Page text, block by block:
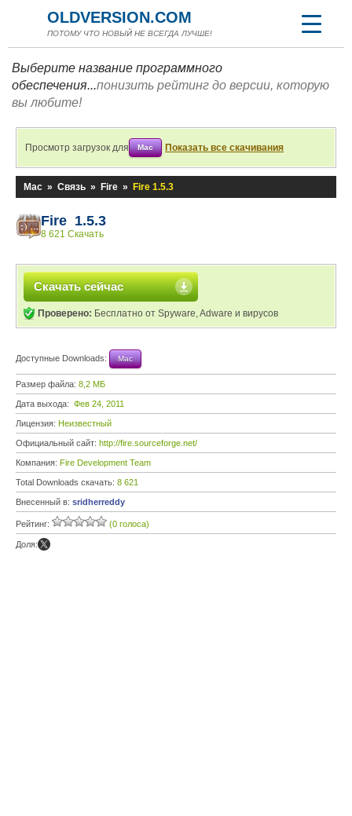
OLDVERSION.COM
ПОТОМУ ЧТО НОВЫЙ НЕ ВСЕГДА ЛУЧШЕ!
Выберите название программного
обеспечения...понизить рейтинг до версии, которую
вы любите!
Просмотр загрузок для Mac Показать все скачивания
Mac » Связь » Fire » Fire 1.5.3
Fire 1.5.3
8 621 Скачать
Скачать сейчас
Проверено: Бесплатно от Spyware, Adware и вирусов
Доступные Downloads: Mac
Размер файла: 8,2 МБ
Дата выхода: Фев 24, 2011
Лицензия: Неизвестный
Официальный сайт: http://fire.sourceforge.net/
Компания: Fire Development Team
Total Downloads скачать: 8 621
Внесенный в: sridherreddy
Рейтинг: (0 голоса)
Доля: